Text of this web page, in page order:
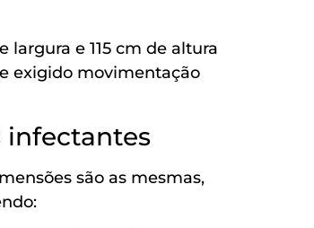
largura e 115 cm de altura
exigido movimentação
infectantes
são as mesmas,